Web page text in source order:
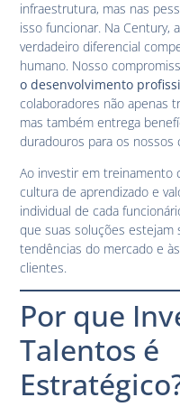
infraestrutura, mas nas
isso funcionar. Na Century,
verdadeiro diferencial
humano. Nosso
o desenvolvimento
colaboradores não apenas
mas também entrega
duradouros para os nossos
Ao investir em treinamento
cultura de aprendizado e
individual de cada
que suas soluções estejam
tendências do mercado e
clientes.
Por que
Talentos é